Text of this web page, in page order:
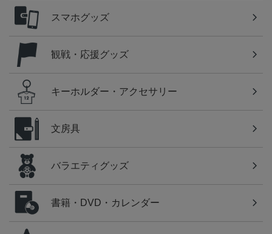
スマホグッズ
観戦・応援グッズ
キーホルダー・アクセサリー
文房具
バラエティグッズ
書籍・DVD・カレンダー